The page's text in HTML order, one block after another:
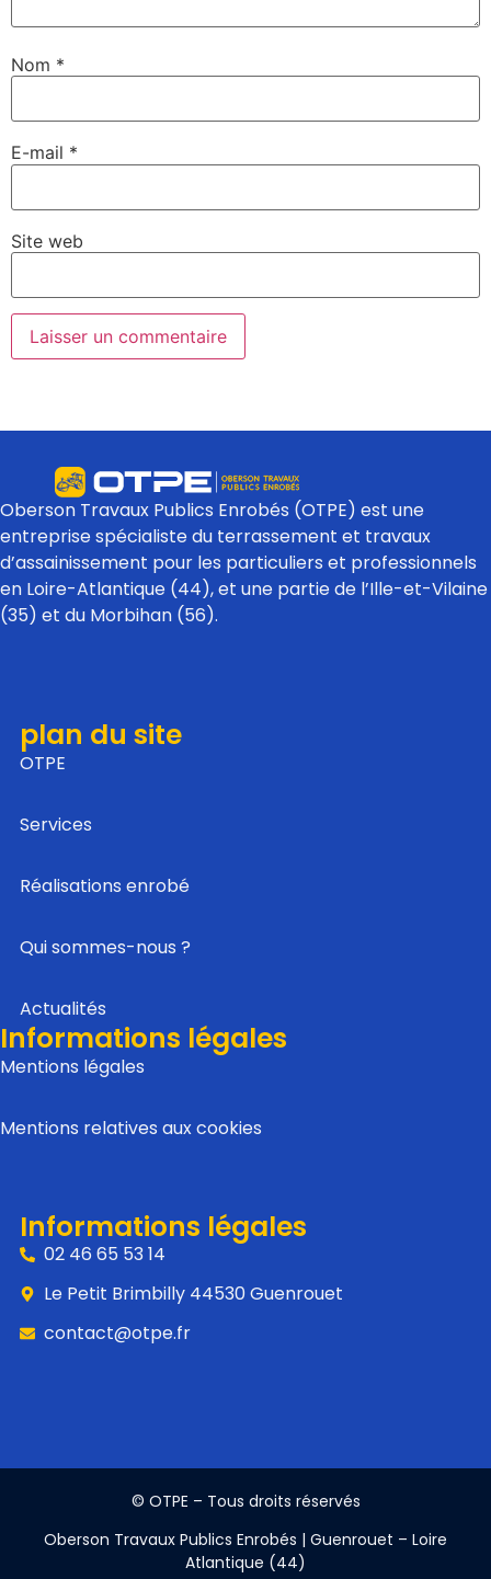
Nom *
E-mail *
Site web
Oberson Travaux Publics Enrobés (OTPE) est une
entreprise spécialiste du terrassement et travaux
d’assainissement pour les particuliers et professionnels
en Loire-Atlantique (44), et une partie de l’Ille-et-Vilaine
(35) et du Morbihan (56).
plan du site
OTPE
Services
Réalisations enrobé
Qui sommes-nous ?
Actualités
Informations légales
Mentions légales
Mentions relatives aux cookies
Informations légales
02 46 65 53 14
Le Petit Brimbilly 44530 Guenrouet
contact@otpe.fr
© OTPE – Tous droits réservés
Oberson Travaux Publics Enrobés | Guenrouet – Loire
Atlantique (44)